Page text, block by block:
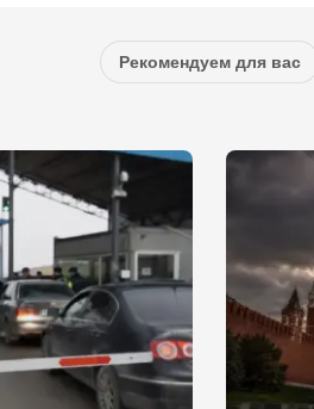
Рекомендуем для вас